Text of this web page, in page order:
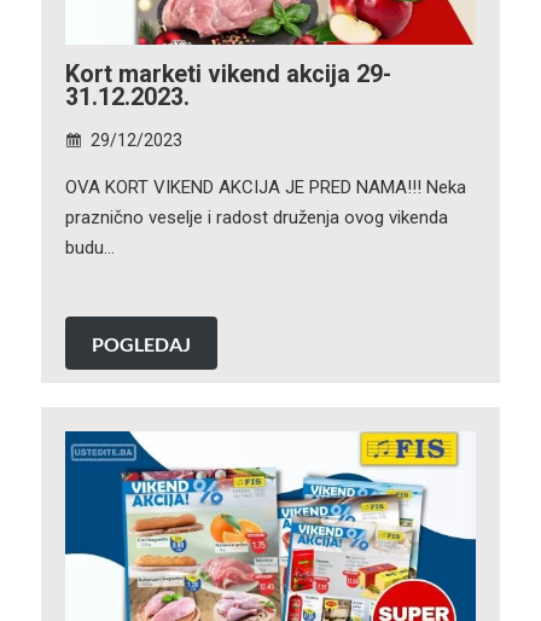
Kort marketi vikend akcija 29-
31.12.2023.
29/12/2023
OVA KORT VIKEND AKCIJA JE PRED NAMA!!! Neka
praznično veselje i radost druženja ovog vikenda
budu…
POGLEDAJ